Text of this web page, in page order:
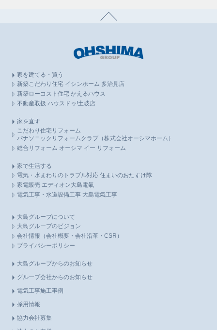
家を建てる・買う
新築こだわり住宅 イシンホーム 多治見店
新築ローコスト住宅 かえるハウス
不動産取扱 ハウスドゥ!土岐店
家を直す
こだわり住宅リフォーム
パナソニックリフォームクラブ（株式会社オーシマホーム）
総合リフォーム オーシマ イー リフォーム
家で生活する
電気・水まわりのトラブル対応 住まいのおたすけ隊
家電販売 エディオン大島電氣
電気工事・水道設備工事 大島電氣工事
大島グループについて
大島グループのビジョン
会社情報（会社概要・会社沿革・CSR）
プライバシーポリシー
大島グループからのお知らせ
グループ会社からのお知らせ
電気工事施工事例
採用情報
協力会社募集